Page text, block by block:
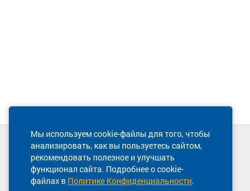
Мы используем cookie-файлы для того, чтобы
анализировать, как вы пользуетесь сайтом,
рекомендовать полезное и улучшать
функционал сайта. Подробнее о cookie-
файлах в Политике Конфиденциальности.
Техническая поддержка сайта
8 800 600-03-38